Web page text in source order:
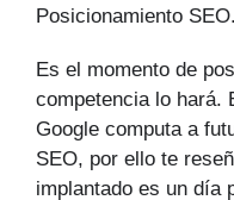
Posicionamiento SEO.
Es el momento de
competencia lo hará.
Google computa a
SEO, por ello te
implantado es un día